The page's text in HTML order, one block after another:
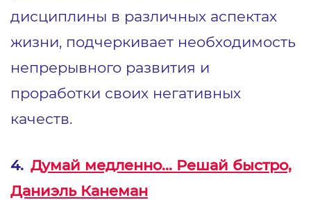
дисциплины в различных аспектах
жизни, подчеркивает необходимость
непрерывного развития и
проработки своих негативных
качеств.
4. Думай медленно... Решай быстро,
Даниэль Канеман